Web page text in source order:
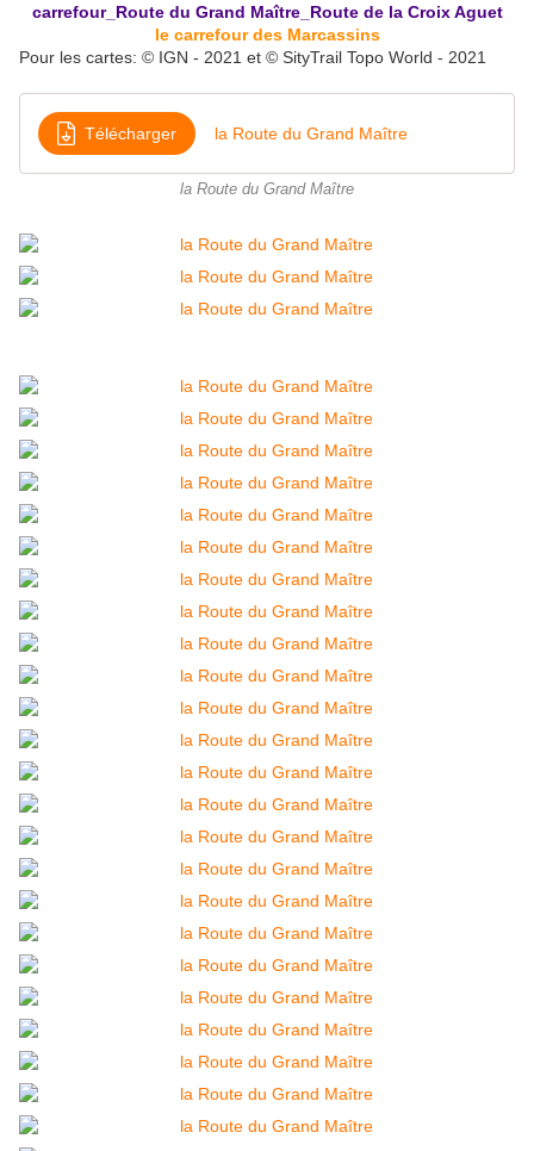
carrefour_Route du Grand Maître_Route de la Croix Aguet
le carrefour des Marcassins
Pour les cartes: © IGN - 2021 et © SityTrail Topo World - 2021
Télécharger la Route du Grand Maître
la Route du Grand Maître